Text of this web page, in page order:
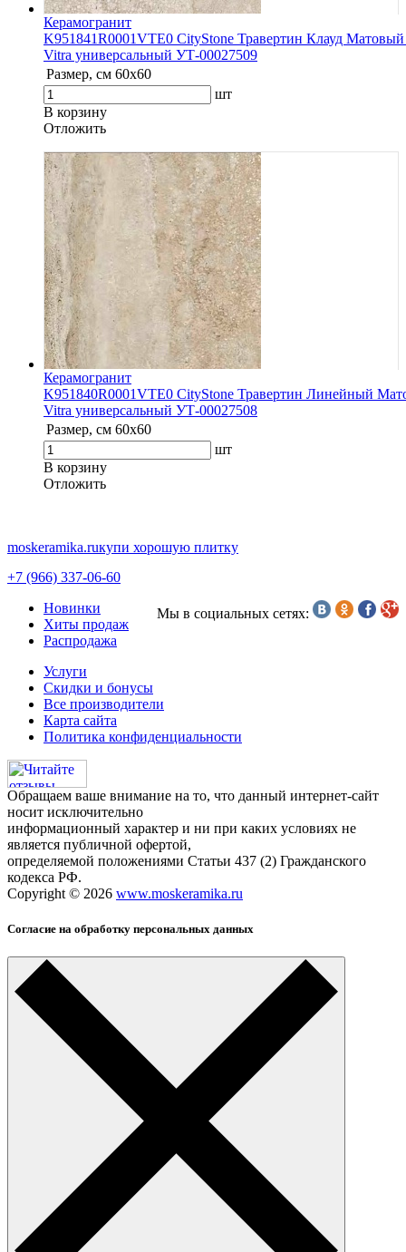
Керамогранит
K951841R0001VTE0 CityStone Травертин Клауд
Vitra универсальный УТ-00027509
Размер, см 60x60
шт
В корзину
Oтложить
Керамогранит
K951840R0001VTE0 CityStone Травертин Линейный
Vitra универсальный УТ-00027508
Размер, см 60x60
шт
В корзину
Oтложить
moskeramika.ruкупи хорошую плитку
+7 (966) 337-06-60
Мы в социальных сетях:
Новинки
Хиты продаж
Распродажа
Услуги
Скидки и бонусы
Все производители
Карта сайта
Политика конфиденциальности
Обращаем ваше внимание на то, что данный интернет-сайт
носит исключительно
информационный характер и ни при каких условиях не
является публичной офертой,
определяемой положениями Статьи 437 (2) Гражданского
кодекса РФ.
Copyright © 2026 www.moskeramika.ru
Согласие на обработку персональных данных